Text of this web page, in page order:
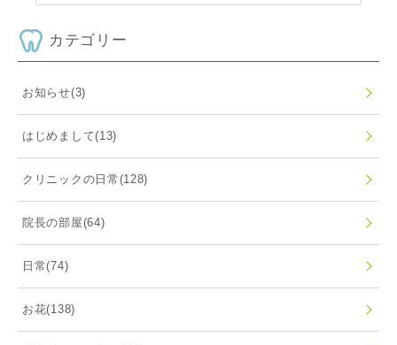
カテゴリー
お知らせ(3)
はじめまして(13)
クリニックの日常(128)
院長の部屋(64)
日常(74)
お花(138)